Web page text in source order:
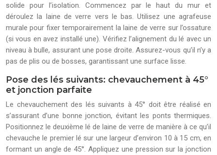
solide pour l’isolation. Commencez par le haut du mur et
déroulez la laine de verre vers le bas. Utilisez une agrafeuse
murale pour fixer temporairement la laine de verre sur l’ossature
(si vous en avez installé une). Vérifiez l’alignement du lé avec un
niveau à bulle, assurant une pose droite. Assurez-vous qu’il n’y a
pas de plis ou de bosses, garantissant une surface lisse.
Pose des lés suivants: chevauchement à 45°
et jonction parfaite
Le chevauchement des lés suivants à 45° doit être réalisé en
s’assurant d’une bonne jonction, évitant les ponts thermiques.
Positionnez le deuxième lé de laine de verre de manière à ce qu’il
chevauche le premier lé sur une largeur d’environ 10 à 15 cm, en
formant un angle de 45°. Appliquez une pression sur la jonction